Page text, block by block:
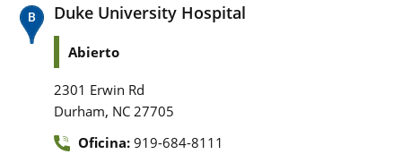
Duke University Hospital
Abierto
2301 Erwin Rd
Durham, NC 27705
Oficina: 919-684-8111